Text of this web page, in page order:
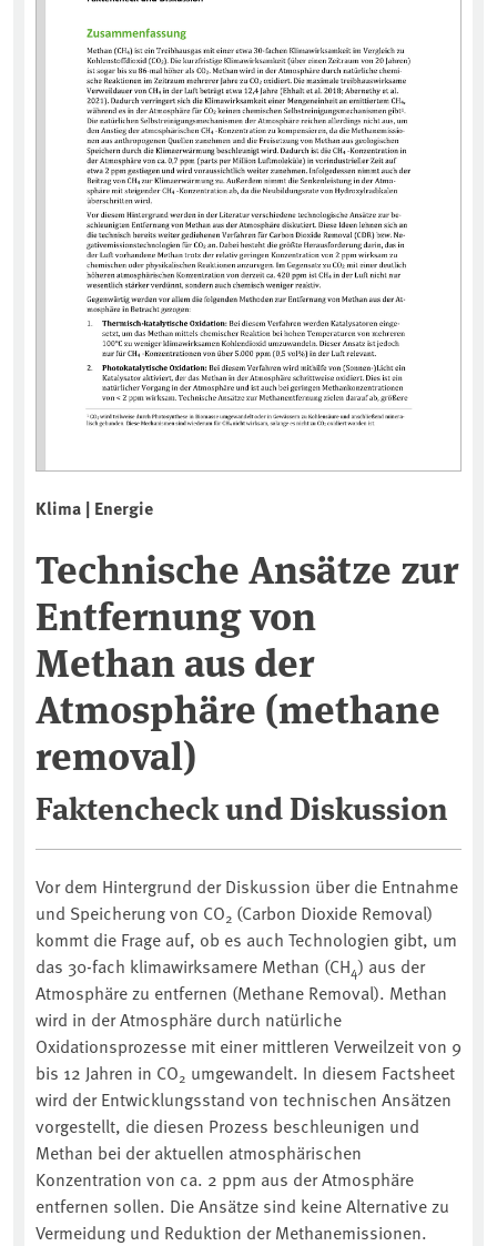
Klima | Energie
Technische Ansätze zur
Entfernung von
Methan aus der
Atmosphäre (methane
removal)
Faktencheck und Diskussion
Vor dem Hintergrund der Diskussion über die Entnahme
und Speicherung von CO2 (Carbon Dioxide Removal)
kommt die Frage auf, ob es auch Technologien gibt, um
das 30-fach klimawirksamere Methan (CH4) aus der
Atmosphäre zu entfernen (Methane Removal). Methan
wird in der Atmosphäre durch natürliche
Oxidationsprozesse mit einer mittleren Verweilzeit von 9
bis 12 Jahren in CO2 umgewandelt. In diesem Factsheet
wird der Entwicklungsstand von technischen Ansätzen
vorgestellt, die diesen Prozess beschleunigen und
Methan bei der aktuellen atmosphärischen
Konzentration von ca. 2 ppm aus der Atmosphäre
entfernen sollen. Die Ansätze sind keine Alternative zu
Vermeidung und Reduktion der Methanemissionen.